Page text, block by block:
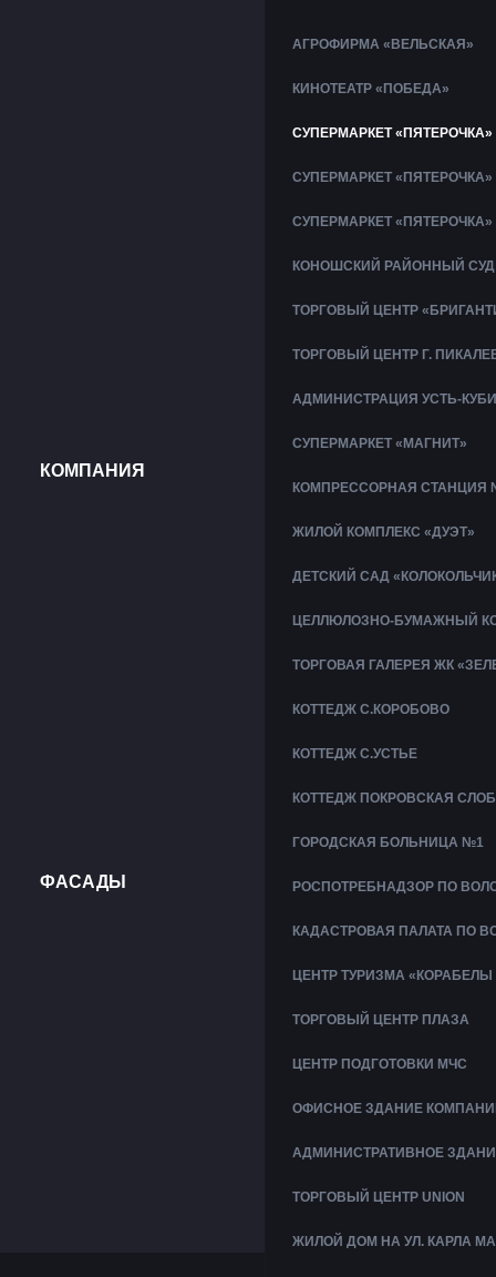
КОМПАНИЯ
ФАСАДЫ
АГРОФИРМА «ВЕЛЬСКАЯ»
КИНОТЕАТР «ПОБЕДА»
СУПЕРМАРКЕТ «ПЯТЕРОЧКА»
СУПЕРМАРКЕТ «ПЯТЕРОЧКА»
СУПЕРМАРКЕТ «ПЯТЕРОЧКА»
КОНОШСКИЙ РАЙОННЫЙ СУД
ТОРГОВЫЙ ЦЕНТР
ТОРГОВЫЙ ЦЕНТР Г.
АДМИНИСТРАЦИЯ УСТЬ-
СУПЕРМАРКЕТ «МАГНИТ»
КОМПРЕССОРНАЯ СТАНЦИЯ
ЖИЛОЙ КОМПЛЕКС «ДУЭТ»
ДЕТСКИЙ САД
ЦЕЛЛЮЛОЗНО-БУМАЖНЫЙ
ТОРГОВАЯ ГАЛЕРЕЯ ЖК
КОТТЕДЖ С.КОРОБОВО
КОТТЕДЖ С.УСТЬЕ
КОТТЕДЖ ПОКРОВСКАЯ
ГОРОДСКАЯ БОЛЬНИЦА №1
РОСПОТРЕБНАДЗОР ПО
КАДАСТРОВАЯ ПАЛАТА ПО
ЦЕНТР ТУРИЗМА
ТОРГОВЫЙ ЦЕНТР ПЛАЗА
ЦЕНТР ПОДГОТОВКИ МЧС
ОФИСНОЕ ЗДАНИЕ
АДМИНИСТРАТИВНОЕ
ТОРГОВЫЙ ЦЕНТР UNION
ЖИЛОЙ ДОМ НА УЛ. КАРЛА